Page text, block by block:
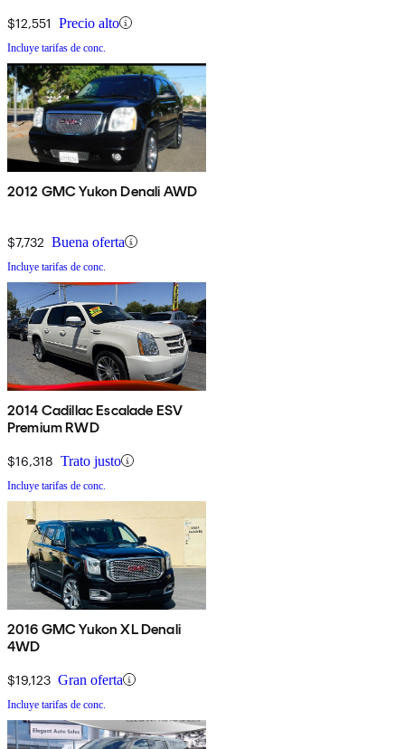
$12,551 Precio alto
Incluye tarifas de conc.
2012 GMC Yukon Denali AWD
$7,732 Buena oferta
Incluye tarifas de conc.
2014 Cadillac Escalade ESV
Premium RWD
$16,318 Trato justo
Incluye tarifas de conc.
2016 GMC Yukon XL Denali
4WD
$19,123 Gran oferta
Incluye tarifas de conc.